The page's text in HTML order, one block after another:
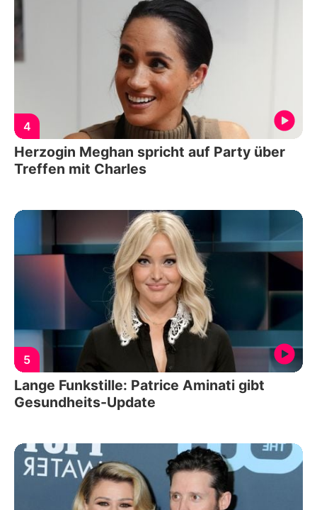
4
Herzogin Meghan spricht auf Party über
Treffen mit Charles
5
Lange Funkstille: Patrice Aminati gibt
Gesundheits-Update